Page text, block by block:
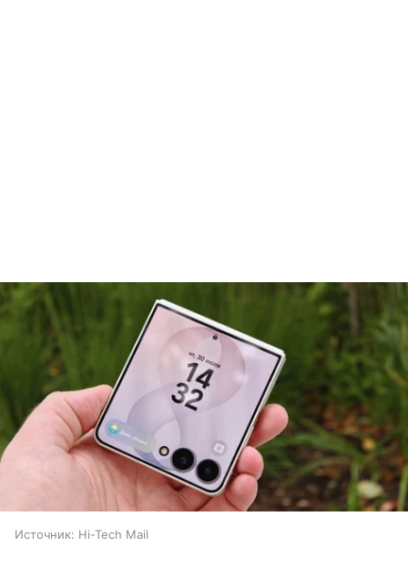
Источник: Hi-Tech Mail